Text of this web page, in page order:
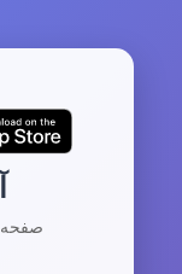
صفحه 1 از 343 | مجموع 3424 آرشیو